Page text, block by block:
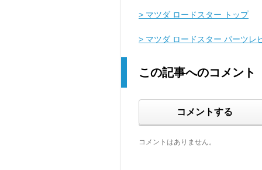
> マツダ ロードスター トップ
> マツダ ロードスター パーツレ
この記事へのコメント
コメントする
コメントはありません。